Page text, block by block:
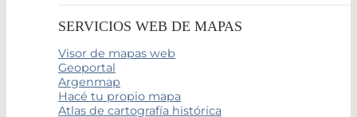
SERVICIOS WEB DE MAPAS
Visor de mapas web
Geoportal
Argenmap
Hacé tu propio mapa
Atlas de cartografía histórica